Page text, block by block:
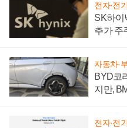
전자·전
SK하이
추가 주
자동차·
BYD코
지만,
전자·전